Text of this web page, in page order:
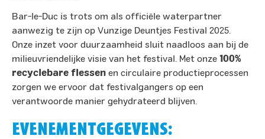
Bar-le-Duc is trots om als officiële waterpartner
aanwezig te zijn op Vunzige Deuntjes Festival 2025.
Onze inzet voor duurzaamheid sluit naadloos aan bij de
milieuvriendelijke visie van het festival. Met onze 100%
recyclebare flessen en circulaire productieprocessen
zorgen we ervoor dat festivalgangers op een
verantwoorde manier gehydrateerd blijven.​
EVENEMENTGEGEVENS: